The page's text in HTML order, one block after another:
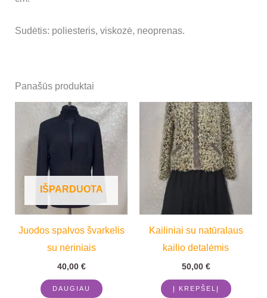
Sudėtis: poliesteris, viskozė, neoprenas.
Panašūs produktai
IŠPARDUOTA
Juodos spalvos švarkelis
su nėriniais
40,00 €
DAUGIAU
Kailiniai su natūralaus
kailio detalėmis
50,00 €
Į KREPŠELĮ